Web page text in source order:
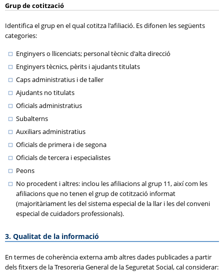
Grup de cotització
Identifica el grup en el qual cotitza l'afiliació. Es difonen les següents
categories:
Enginyers o llicenciats; personal tècnic d'alta direcció
Enginyers tècnics, pèrits i ajudants titulats
Caps administratius i de taller
Ajudants no titulats
Oficials administratius
Subalterns
Auxiliars administratius
Oficials de primera i de segona
Oficials de tercera i especialistes
Peons
No procedent i altres: inclou les afiliacions al grup 11, així com les
afiliacions que no tenen el grup de cotització informat
(majoritàriament les del sistema especial de la llar i les del conveni
especial de cuidadors professionals).
3. Qualitat de la informació
En termes de coherència externa amb altres dades publicades a partir
dels fitxers de la Tresoreria General de la Seguretat Social, cal considerar: